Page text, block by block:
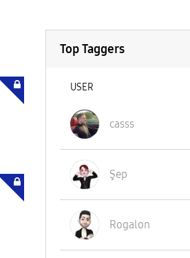
Top Taggers
USER
casss
Şep
Rogalon